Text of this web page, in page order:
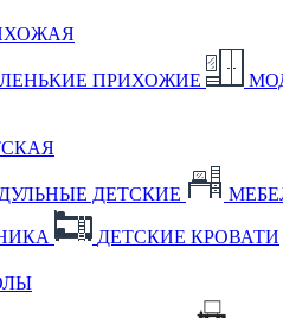
ПРИХОЖИЕ
ДЕТСКИЕ
ДЕТСКИЕ КРОВАТИ